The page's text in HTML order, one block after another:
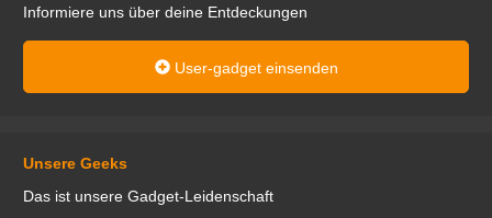
Informiere uns über deine Entdeckungen
User-gadget einsenden
Unsere Geeks
Das ist unsere Gadget-Leidenschaft